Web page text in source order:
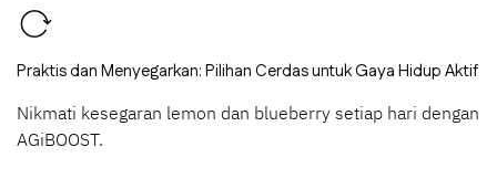
Praktis dan Menyegarkan: Pilihan Cerdas untuk Gaya Hidup Aktif
Nikmati kesegaran lemon dan blueberry setiap hari dengan
AGiBOOST.